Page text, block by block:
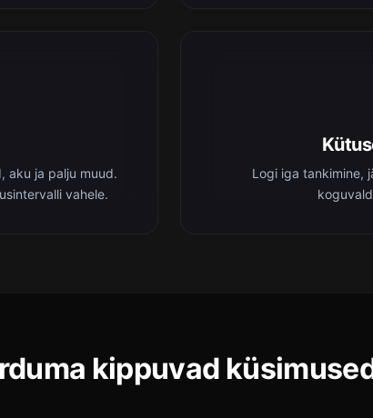
aku ja palju muud.
vahele.
Logi iga tankimine,
kippuvad